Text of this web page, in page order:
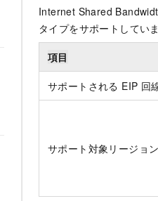
Internet Shared
タイプをサポートしていま
項目
サポートされる EIP 回
サポート対象リージョン